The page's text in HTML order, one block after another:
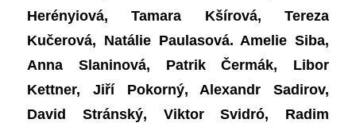
Herényiová, Tamara Kšírová, Tereza
Kučerová, Natálie Paulasová. Amelie Siba,
Anna Slaninová, Patrik Čermák, Libor
Kettner, Jiří Pokorný, Alexandr Sadirov,
David Stránský, Viktor Svidró, Radim